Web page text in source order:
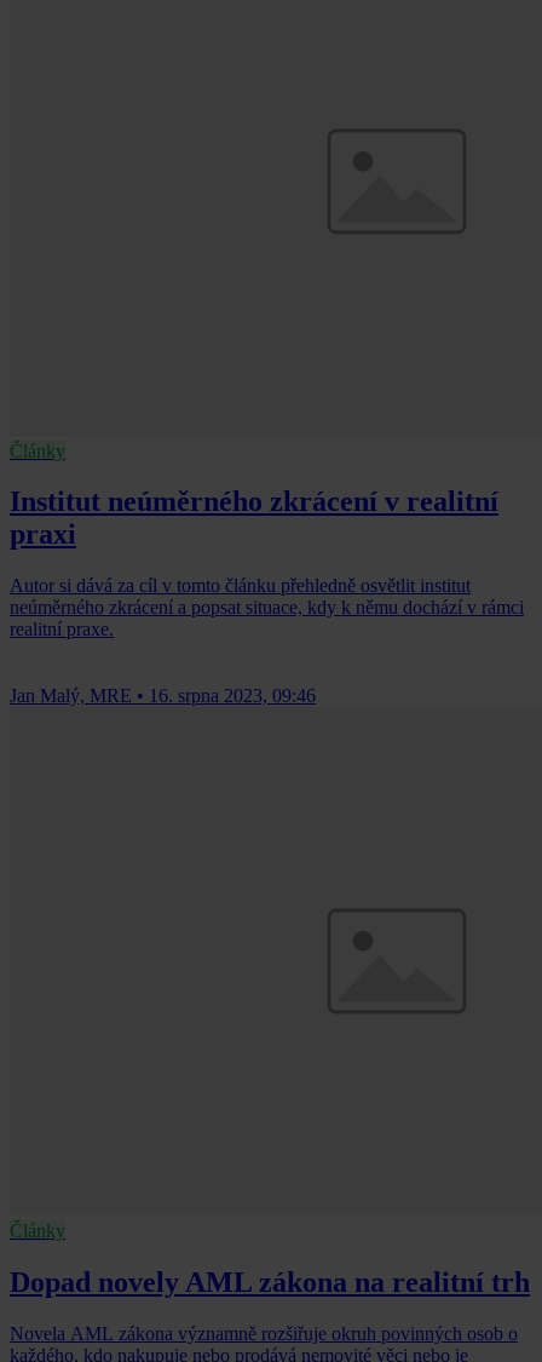
Články
Institut neúměrného zkrácení v realitní
praxi
Autor si dává za cíl v tomto článku přehledně osvětlit institut
neúměrného zkrácení a popsat situace, kdy k němu dochází v rámci
realitní praxe.
Jan Malý, MRE • 16. srpna 2023, 09:46
Články
Dopad novely AML zákona na realitní trh
Novela AML zákona významně rozšiřuje okruh povinných osob o
každého, kdo nakupuje nebo prodává nemovité věci nebo je